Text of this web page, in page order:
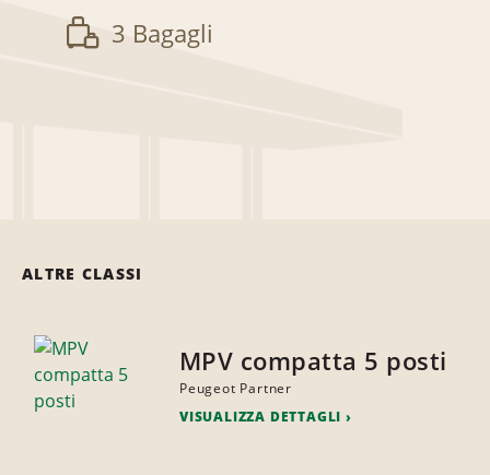
3 Bagagli
ALTRE CLASSI
MPV compatta 5 posti
Peugeot Partner
VISUALIZZA DETTAGLI